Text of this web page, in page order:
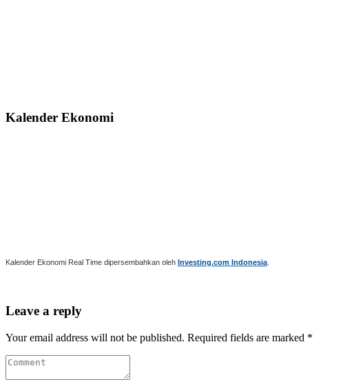
Kalender Ekonomi
Kalender Ekonomi Real Time dipersembahkan oleh Investing.com Indonesia
Leave a reply
Your email address will not be published. Required fields are marked *